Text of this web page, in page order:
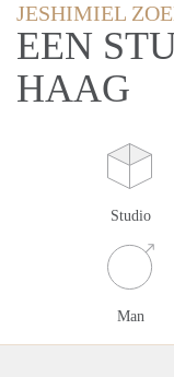
JESHIMIEL
EEN
HAAG
Studio
Man